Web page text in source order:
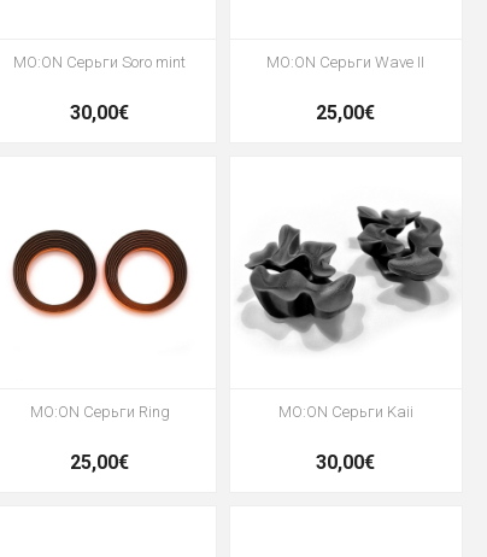
MO:ON Серьги Soro mint
30,00€
MO:ON Серьги Wave II
25,00€
MO:ON Серьги Ring
25,00€
MO:ON Серьги Kaii
30,00€